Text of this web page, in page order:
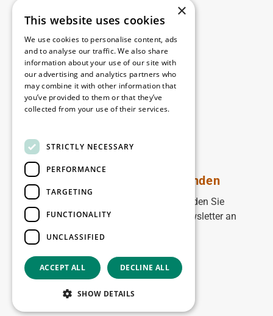
Rechtliches
Disclaimer
Privacy policy
Cookie policy
Kontakt
Bleiben Sie auf dem Laufenden
Bleiben Sie auf dem Laufenden: Melden Sie
sich für unseren WDP Marketing-Newsletter an
Copyright © 2026
×
This website uses cookies
We use cookies to personalise content, ads
and to analyse our traffic. We also share
information about your use of our site with
our advertising and analytics partners who
may combine it with other information that
you’ve provided to them or that they’ve
collected from your use of their services.
STRICTLY NECESSARY
PERFORMANCE
TARGETING
FUNCTIONALITY
UNCLASSIFIED
ACCEPT ALL DECLINE ALL
SHOW DETAILS